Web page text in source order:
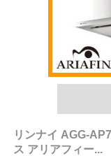
リンナイ AGG-
ス アリアフィー...